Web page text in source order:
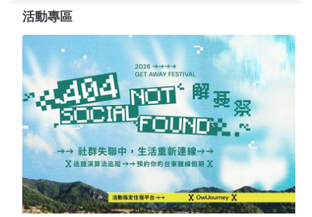
活動專區